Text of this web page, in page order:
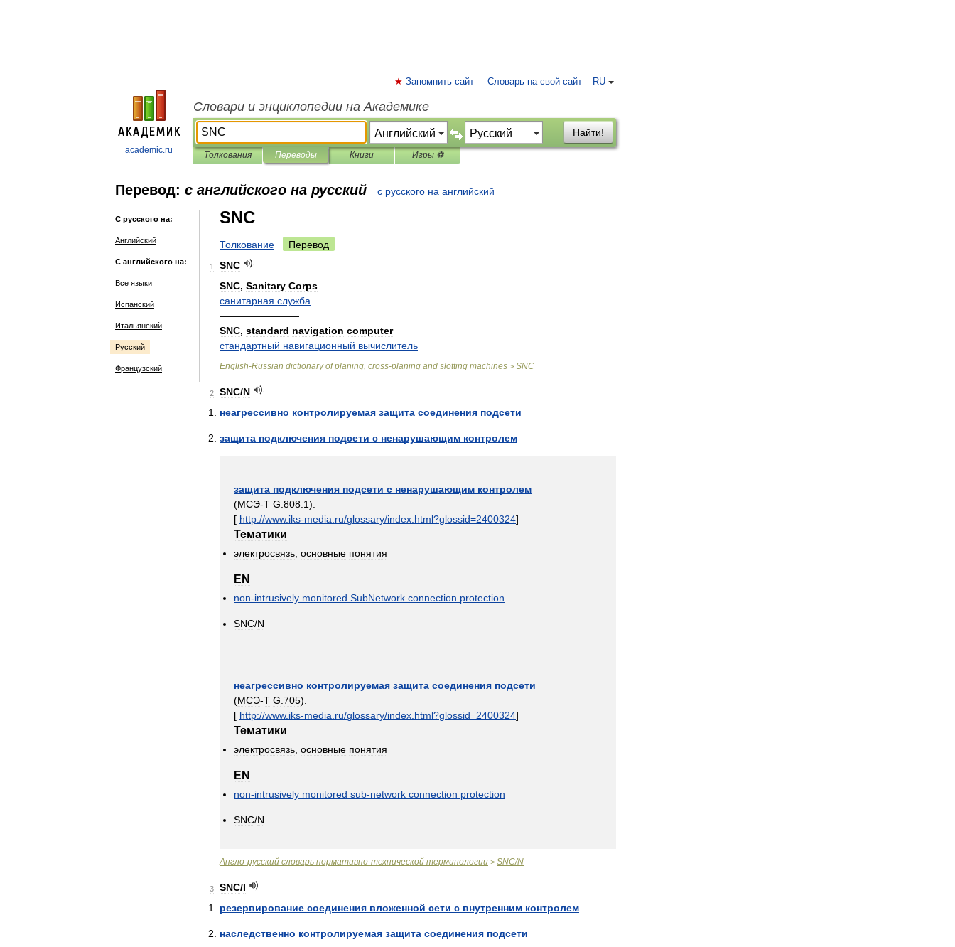
academic.ru
RU
Запомнить сайт Словарь на свой сайт
Словари и энциклопедии на Академике
Найти!
Толкования Переводы Книги Игры ⚽
Перевод: с английского на русский с русского на английский
С русского на:
Английский
С английского на:
Все языки
Испанский
Итальянский
Русский
Французский
SNC
Толкование Перевод
1
SNC
SNC, Sanitary Corps
санитарная служба
————————
SNC, standard navigation computer
стандартный навигационный вычислитель
English-Russian dictionary of planing, cross-planing and slotting machines > SNC
2 SNC/N
неагрессивно контролируемая защита соединения подсети
защита подключения подсети с ненарушающим контролем
защита подключения подсети с ненарушающим контролем
(МСЭ-Т G 808 1).
[ http://www. iks-media ru/glossary/index html?glossid=2400324]
Тематики
электросвязь основные понятия
EN
non-intrusively monitored SubNetwork connection protection
SNC/N
неагрессивно контролируемая защита соединения подсети
(МСЭ-T G 705).
[ http://www. iks-media ru/glossary/index html?glossid=2400324]
Тематики
электросвязь основные понятия
EN
non-intrusively monitored sub-network connection protection
SNC/N
Англо-русский словарь нормативно-технической терминологии > SNC/N
3 SNC/I
резервирование соединения вложенной сети с внутренним контролем
наследственно контролируемая защита соединения подсети